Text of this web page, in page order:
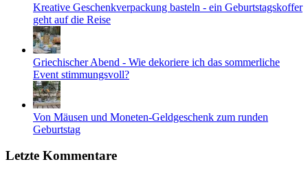
Kreative Geschenkverpackung basteln - ein Geburtstagskoffer
geht auf die Reise
Griechischer Abend - Wie dekoriere ich das sommerliche
Event stimmungsvoll?
Von Mäusen und Moneten-Geldgeschenk zum runden
Geburtstag
Letzte Kommentare